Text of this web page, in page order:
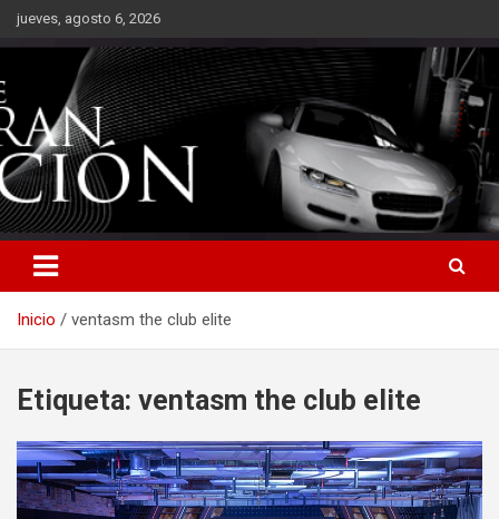
Saltarjueves, agosto 6, 2026
Inicio ventasm the club elite
Etiqueta: ventasm the club elite